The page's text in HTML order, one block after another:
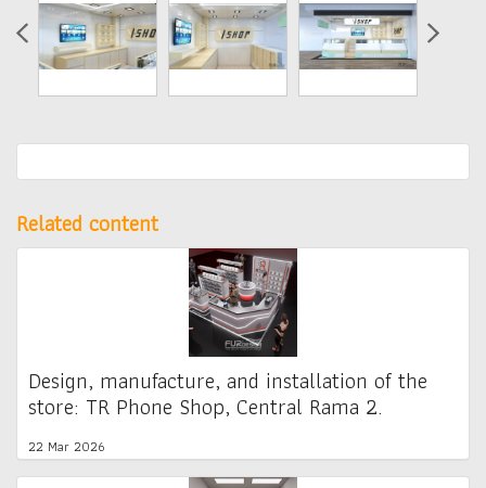
Related content
Design, manufacture, and installation of the
store: TR Phone Shop, Central Rama 2.
22 Mar 2026